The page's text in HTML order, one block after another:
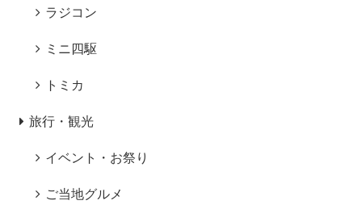
ラジコン
ミニ四駆
トミカ
旅行・観光
イベント・お祭り
ご当地グルメ